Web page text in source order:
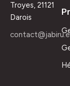
Troyes, 21121
Darois